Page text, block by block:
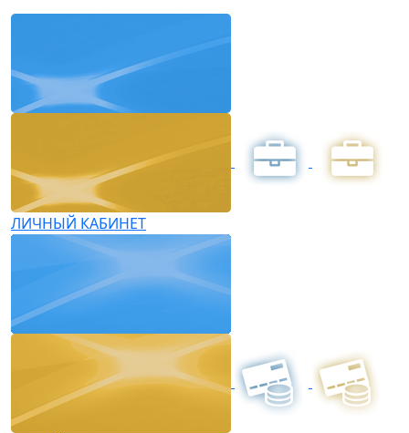
ЛИЧНЫЙ КАБИНЕТ